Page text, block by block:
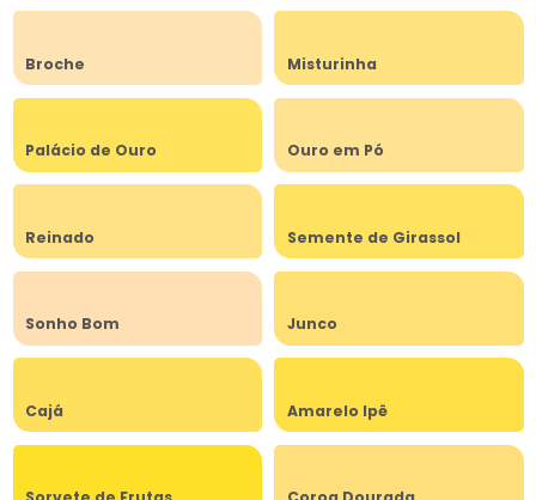
Broche Misturinha
Palácio de Ouro Ouro em Pó
Reinado Semente de Girassol
Sonho Bom Junco
Cajá Amarelo Ipê